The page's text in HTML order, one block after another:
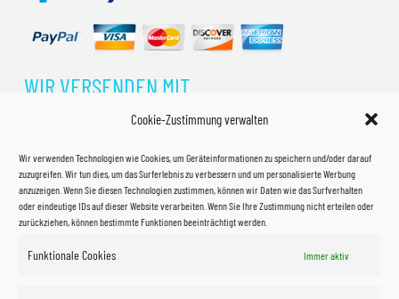
Cookie-Zustimmung verwalten
Wir verwenden Technologien wie Cookies, um Geräteinformationen zu speichern und/oder darauf
zuzugreifen. Wir tun dies, um das Surferlebnis zu verbessern und um personalisierte Werbung
anzuzeigen. Wenn Sie diesen Technologien zustimmen, können wir Daten wie das Surfverhalten
oder eindeutige IDs auf dieser Website verarbeiten. Wenn Sie Ihre Zustimmung nicht erteilen oder
zurückziehen, können bestimmte Funktionen beeinträchtigt werden.
Funktionale Cookies Immer aktiv
WIR VERSENDEN MIT